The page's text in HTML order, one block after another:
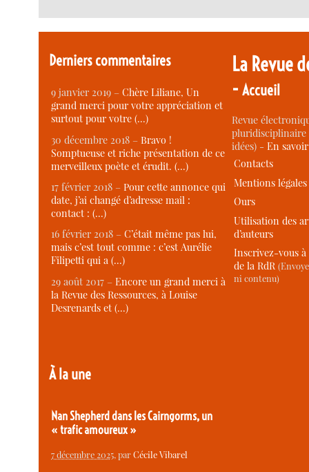
Derniers commentaires
9 janvier 2019 –Chère Liliane, Un
grand merci pour votre appréciation et
surtout pour votre (…)
30 décembre 2018 –Bravo !
Somptueuse et riche présentation de ce
merveilleux poète et érudit. (…)
17 février 2018 –Pour cette annonce qui
date, j’ai changé d’adresse mail :
contact : (…)
16 février 2018 –C’était même pas lui,
mais c’est tout comme : c’est Aurélie
Filipetti qui a (…)
29 août 2017 –Encore un grand merci à
la Revue des Ressources, à Louise
Desrenards et (…)
À la une
Nan Shepherd dans les Cairngorms, un
« trafic amoureux »
7 décembre 2025, parCécile Vibarel
La Revue
-Accueil
Revue
idées) -En
Contacts
Mentions légales
Ours
Utilisation des
d’auteurs
Inscrivez-vous
de la RdR
ni contenu)